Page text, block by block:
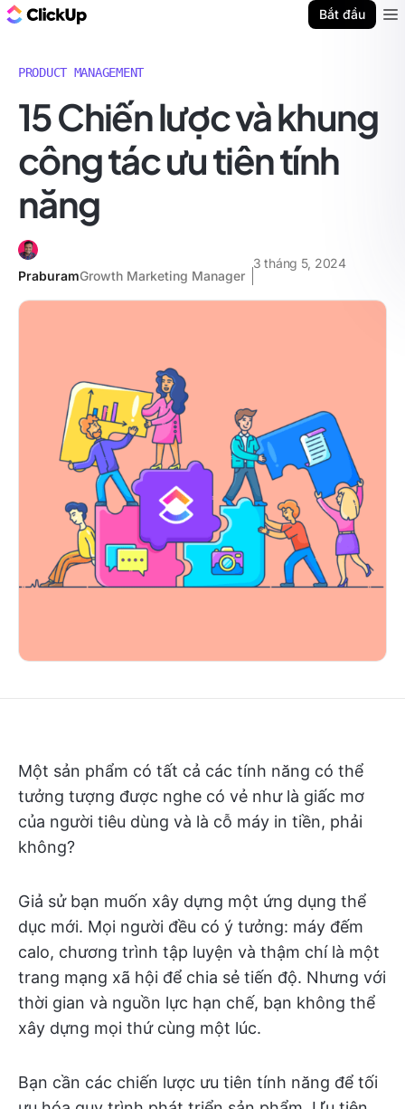
Bắt đầu
PRODUCT MANAGEMENT
15 Chiến lược và khung
công tác ưu tiên tính
năng
PraburamGrowth Marketing Manager
3 tháng 5, 2024
Một sản phẩm có tất cả các tính năng có thể
tưởng tượng được nghe có vẻ như là giấc mơ
của người tiêu dùng và là cỗ máy in tiền, phải
không?
Giả sử bạn muốn xây dựng một ứng dụng thể
dục mới. Mọi người đều có ý tưởng: máy đếm
calo, chương trình tập luyện và thậm chí là một
trang mạng xã hội để chia sẻ tiến độ. Nhưng với
thời gian và nguồn lực hạn chế, bạn không thể
xây dựng mọi thứ cùng một lúc.
Bạn cần các chiến lược ưu tiên tính năng để tối